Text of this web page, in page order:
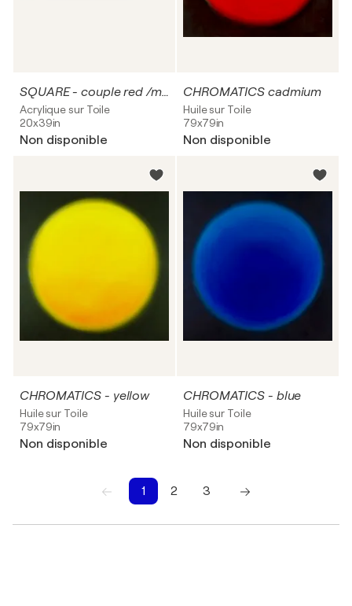
SQUARE - couple red /magenta III
Acrylique sur Toile
20x39in
Non disponible
CHROMATICS cadmium
Huile sur Toile
79x79in
Non disponible
CHROMATICS - yellow
Huile sur Toile
79x79in
Non disponible
CHROMATICS - blue
Huile sur Toile
79x79in
Non disponible
1 2
3